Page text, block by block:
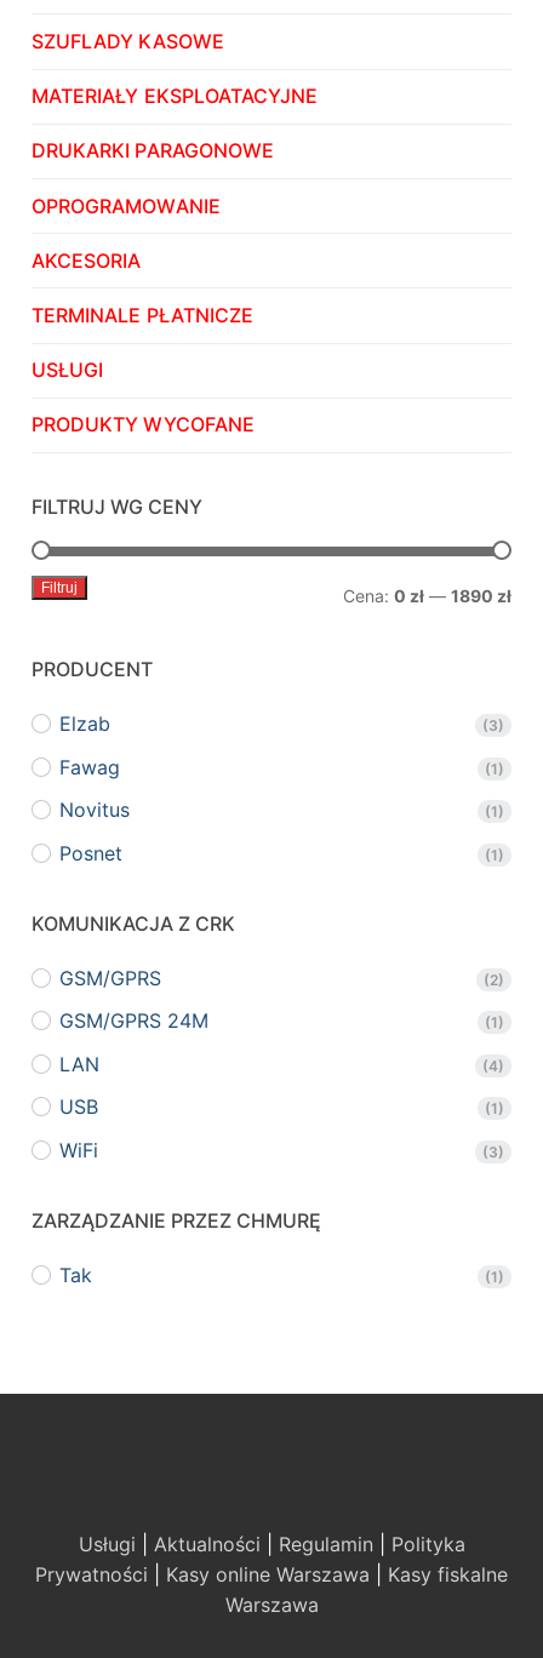
SZUFLADY KASOWE
MATERIAŁY EKSPLOATACYJNE
DRUKARKI PARAGONOWE
OPROGRAMOWANIE
AKCESORIA
TERMINALE PŁATNICZE
USŁUGI
PRODUKTY WYCOFANE
FILTRUJ WG CENY
Filtruj Cena: 0 zł — 1890 zł
PRODUCENT
Elzab (3)
Fawag (1)
Novitus (1)
Posnet (1)
KOMUNIKACJA Z CRK
GSM/GPRS (2)
GSM/GPRS 24M (1)
LAN (4)
USB (1)
WiFi (3)
ZARZĄDZANIE PRZEZ CHMURĘ
Tak (1)
Usługi Aktualności Regulamin
Polityka
Prywatności
Kasy online Warszawa
Kasy fiskalne
Warszawa